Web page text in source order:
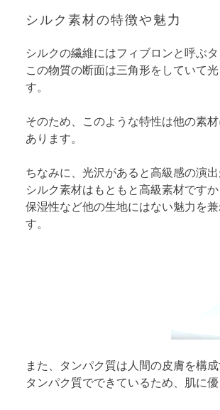
シルク素材の特徴や魅力
シルクの繊維にはフィブロンと呼ぶ
この物質の断面は三角形をしていて
す。
そのため、このような特性は他の素
あります。
ちなみに、光沢があると高級感の演
シルク素材はもともと高級素材です
保湿性など他の生地にはない魅力を
す。
また、タンパク質は人間の皮膚を構
タンパク質でできているため、肌に